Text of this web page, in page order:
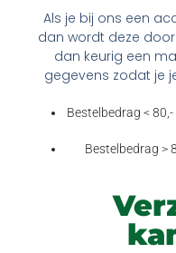
Als je bij ons een
dan wordt deze door
dan keurig een
gegevens zodat je
Bestelbedrag <
Bestelbedrag >